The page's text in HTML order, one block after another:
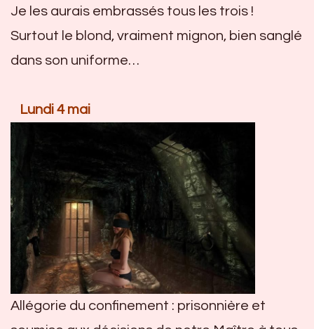
Je les aurais embrassés tous les trois !
Surtout le blond, vraiment mignon, bien sanglé
dans son uniforme…
Lundi 4 mai
Allégorie du confinement : prisonnière et